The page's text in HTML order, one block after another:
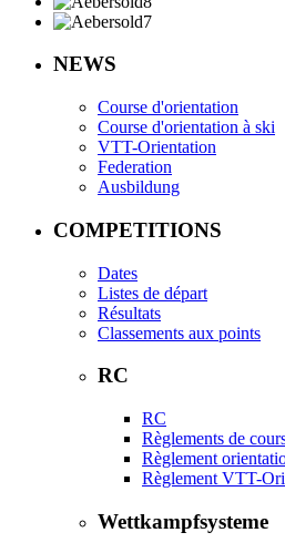
NEWS
Course d'orientation
Course d'orientation à ski
VTT-Orientation
Federation
Ausbildung
COMPETITIONS
Dates
Listes de départ
Résultats
Classements aux points
RC
RC
Règlements de
Règlement
Règlement VTT-
Wettkampfsysteme